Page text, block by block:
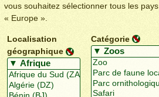
vous souhaitez sélectionner tous les
« Europe ».
Localisation
géographique
Catégorie